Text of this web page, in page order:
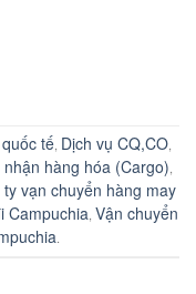
tế Dịch vụ CQ,CO
nhận hàng hóa (Cargo)
ty vạn chuyển hàng may
Campuchia Vận chuyển